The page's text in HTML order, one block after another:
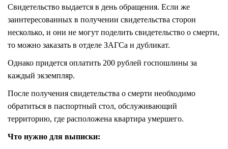
Свидетельство выдается в день обращения. Если же
заинтересованных в получении свидетельства сторон
несколько, и они не могут поделить свидетельство о смерти,
то можно заказать в отделе ЗАГСа и дубликат.
Однако придется оплатить 200 рублей госпошлины за
каждый экземпляр.
После получения свидетельства о смерти необходимо
обратиться в паспортный стол, обслуживающий
территорию, где расположена квартира умершего.
Что нужно для выписки: